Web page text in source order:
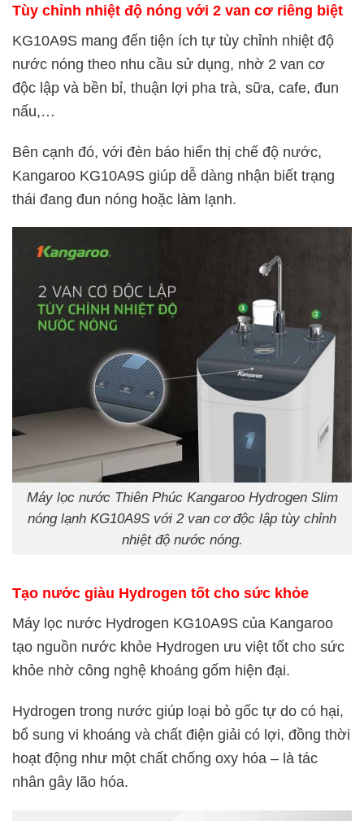
Tùy chỉnh nhiệt độ nóng với 2 van cơ riêng biệt
KG10A9S mang đến tiện ích tự tùy chỉnh nhiệt độ
nước nóng theo nhu cầu sử dụng, nhờ 2 van cơ
độc lập và bền bỉ, thuận lợi pha trà, sữa, cafe, đun
nấu,…
Bên cạnh đó, với đèn báo hiển thị chế độ nước,
Kangaroo KG10A9S giúp dễ dàng nhận biết trạng
thái đang đun nóng hoặc làm lạnh.
Máy lọc nước Thiên Phúc Kangaroo Hydrogen Slim
nóng lạnh KG10A9S với 2 van cơ độc lập tùy chỉnh
nhiệt độ nước nóng.
Tạo nước giàu Hydrogen tốt cho sức khỏe
Máy lọc nước Hydrogen KG10A9S của Kangaroo
tạo nguồn nước khỏe Hydrogen ưu việt tốt cho sức
khỏe nhờ công nghệ khoáng gốm hiện đại.
Hydrogen trong nước giúp loại bỏ gốc tự do có hại,
bổ sung vi khoáng và chất điện giải có lợi, đồng thời
hoạt động như một chất chống oxy hóa – là tác
nhân gây lão hóa.